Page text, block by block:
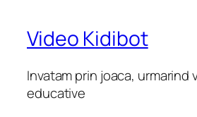
Video Kidibot
Invatam prin joaca, urmarind
educative